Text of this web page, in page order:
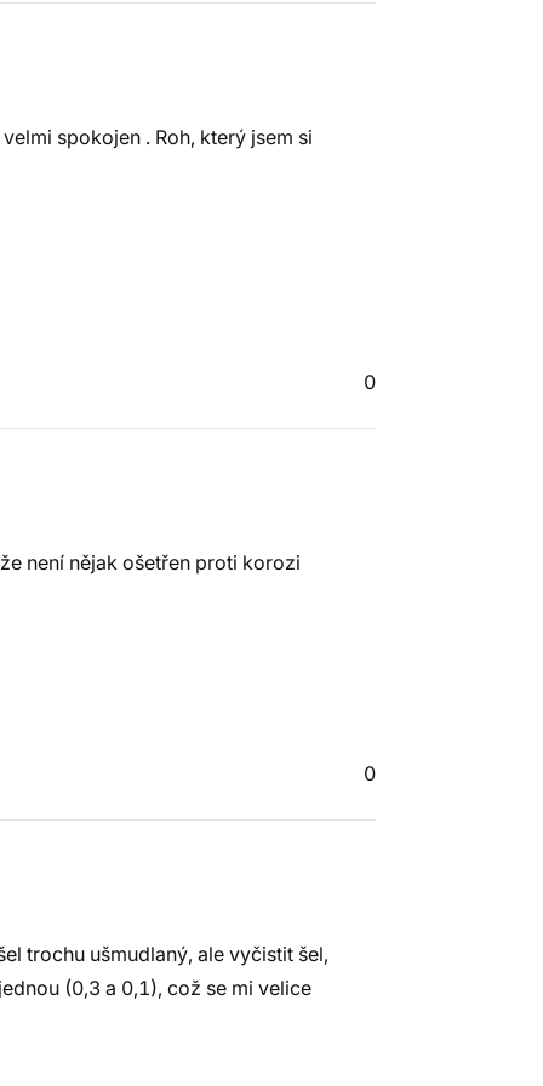
spokojen . Roh, který jsem si
0
není nějak ošetřen proti korozi
0
trochu ušmudlaný, ale vyčistit šel,
(0,3 a 0,1), což se mi velice